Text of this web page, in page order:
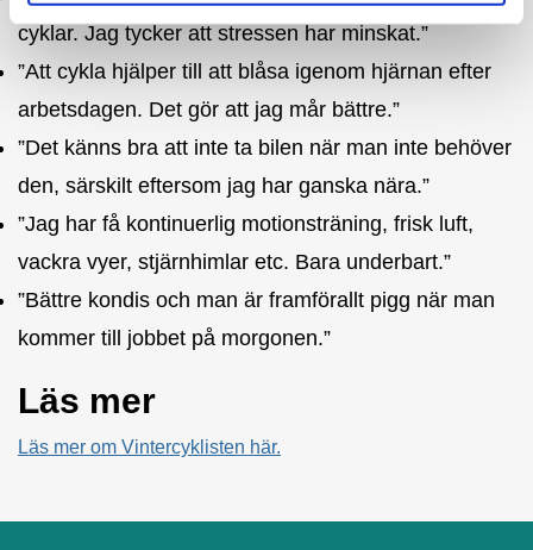
cyklar. Jag tycker att stressen har minskat.”
”Att cykla hjälper till att blåsa igenom hjärnan efter
arbetsdagen. Det gör att jag mår bättre.”
”Det känns bra att inte ta bilen när man inte behöver
den, särskilt eftersom jag har ganska nära.”
”Jag har få kontinuerlig motionsträning, frisk luft,
vackra vyer, stjärnhimlar etc. Bara underbart.”
”Bättre kondis och man är framförallt pigg när man
kommer till jobbet på morgonen.”
Läs mer
Läs mer om Vintercyklisten här.